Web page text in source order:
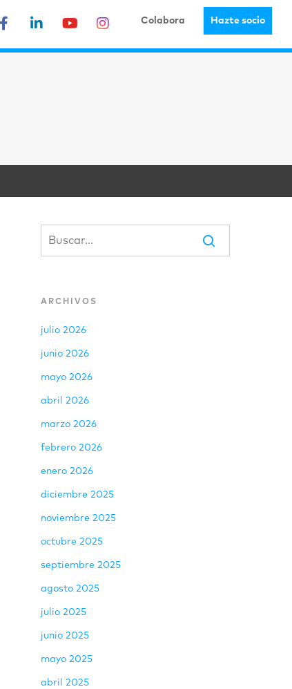
Colabora Hazte socio
ARCHIVOS
julio 2026
junio 2026
mayo 2026
abril 2026
marzo 2026
febrero 2026
enero 2026
diciembre 2025
noviembre 2025
octubre 2025
septiembre 2025
agosto 2025
julio 2025
junio 2025
mayo 2025
abril 2025